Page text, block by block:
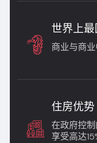
世界上
商业与商业
住房优势
在政府控
享受高达